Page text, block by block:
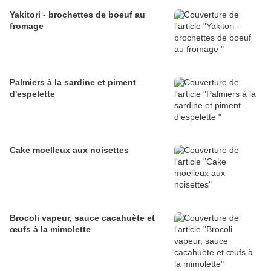
Yakitori - brochettes de boeuf au
fromage
Palmiers à la sardine et piment
d'espelette
Cake moelleux aux noisettes
Brocoli vapeur, sauce cacahuète et
œufs à la mimolette